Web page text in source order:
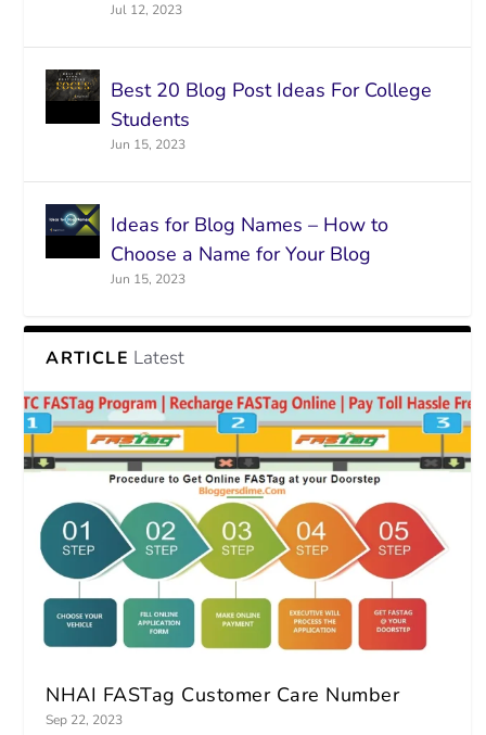
Jul 12, 2023
Best 20 Blog Post Ideas For College
Students
Jun 15, 2023
Ideas for Blog Names – How to
Choose a Name for Your Blog
Jun 15, 2023
ARTICLE Latest
NHAI FASTag Customer Care Number
Sep 22, 2023